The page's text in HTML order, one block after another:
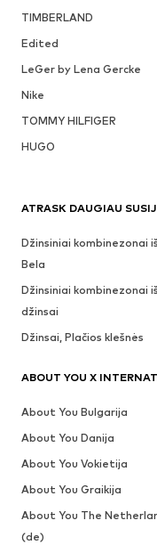
TIMBERLAND
Edited
LeGer by Lena Gercke
Nike
TOMMY HILFIGER
HUGO
ATRASK DAUGIAU
Džinsiniai kombinezonai
Bela
Džinsiniai kombinezonai iš
džinsai
Džinsai, Plačios klešnės
ABOUT YOU X
About You Bulgarija
About You Danija
About You Vokietija
About You Graikija
About You The
(de)